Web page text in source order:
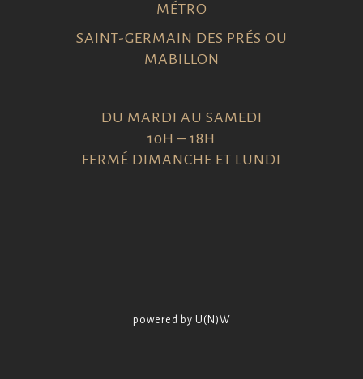
MÉTRO
SAINT-GERMAIN DES PRÉS OU
MABILLON
DU MARDI AU SAMEDI
10H – 18H
FERMÉ DIMANCHE ET LUNDI
powered by U(N)W